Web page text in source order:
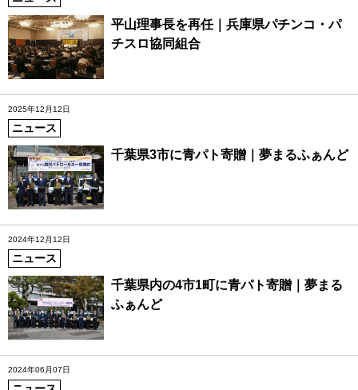
平山理事長を再任｜兵庫県パチンコ・パ
チスロ協同組合
2025年12月12日
ニュース
千葉県3市に青パト寄贈｜夢まるふぁんど
2024年12月12日
ニュース
千葉県内の4市1町に青パト寄贈｜夢まる
ふぁんど
2024年06月07日